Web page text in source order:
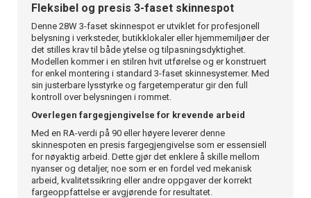
Fleksibel og presis 3-faset skinnespot
Denne 28W 3-faset skinnespot er utviklet for profesjonell
belysning i verksteder, butikklokaler eller hjemmemiljøer der
det stilles krav til både ytelse og tilpasningsdyktighet.
Modellen kommer i en stilren hvit utførelse og er konstruert
for enkel montering i standard 3-faset skinnesystemer. Med
sin justerbare lysstyrke og fargetemperatur gir den full
kontroll over belysningen i rommet.
Overlegen fargegjengivelse for krevende arbeid
Med en RA-verdi på 90 eller høyere leverer denne
skinnespoten en presis fargegjengivelse som er essensiell
for nøyaktig arbeid. Dette gjør det enklere å skille mellom
nyanser og detaljer, noe som er en fordel ved mekanisk
arbeid, kvalitetssikring eller andre oppgaver der korrekt
fargeoppfattelse er avgjørende for resultatet.